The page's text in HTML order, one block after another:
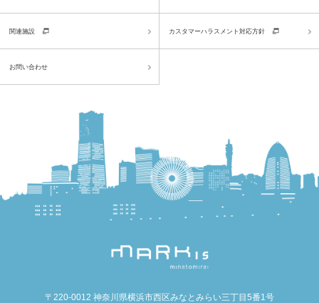
関連施設
お問い合わせ
カスタマーハラスメント対応方針
〒220-0012 神奈川県横浜市西区みなとみらい三丁目5番1号